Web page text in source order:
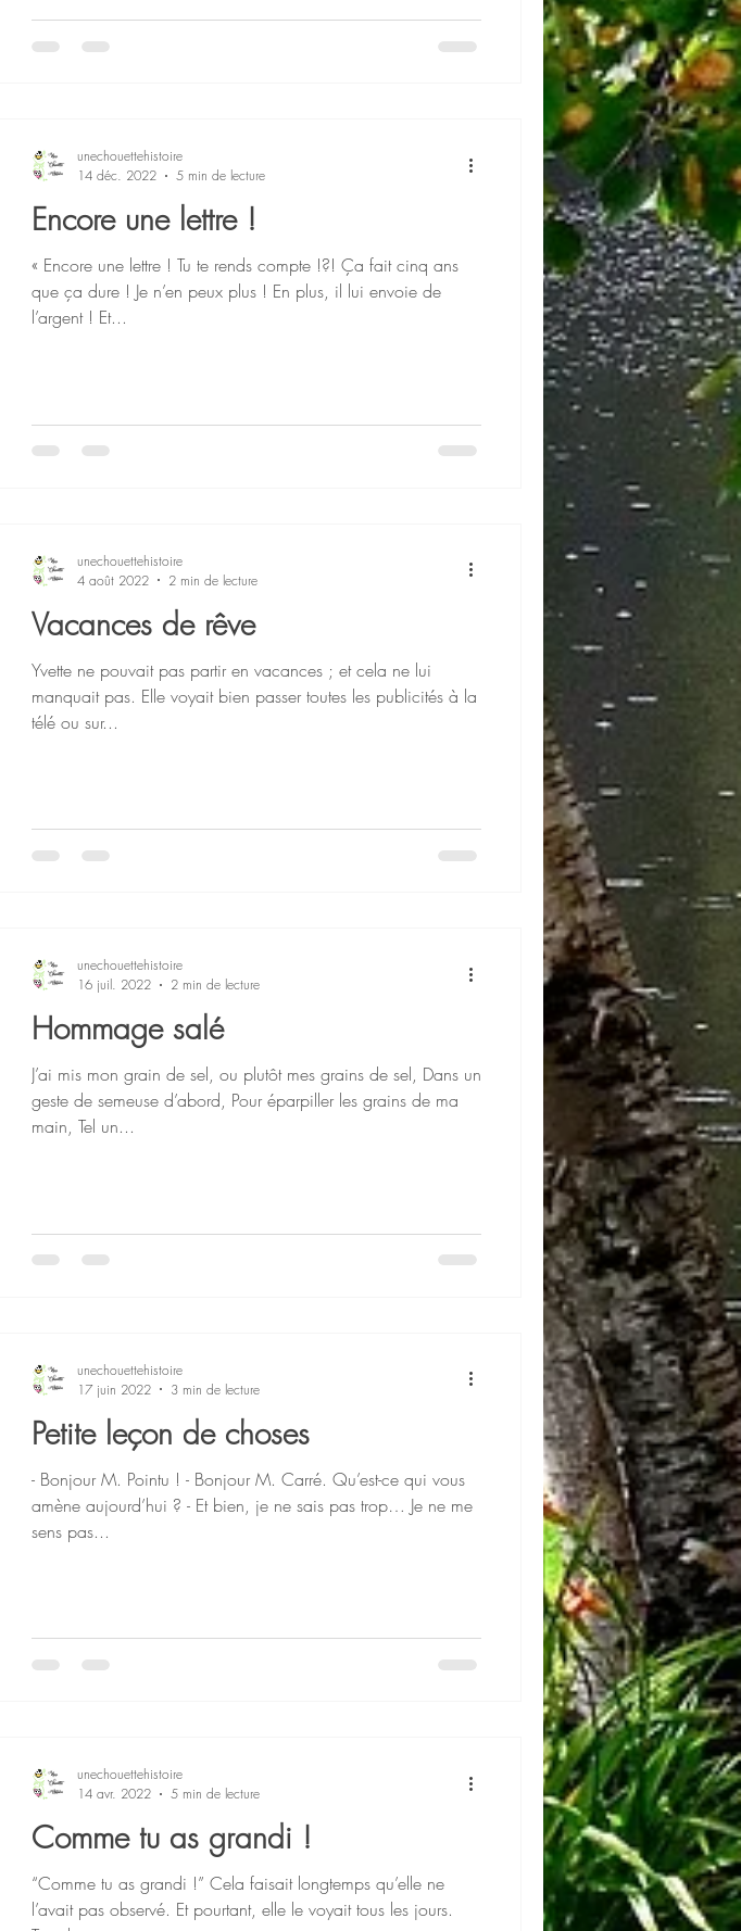
Encore une lettre !
« Encore une lettre ! Tu te rends compte !?! Ça fait cinq ans
que ça dure ! Je n’en peux plus ! En plus, il lui envoie de
l’argent ! Et...
unechouettehistoire
14 déc. 2022
5 min de lecture
Vacances de rêve
Yvette ne pouvait pas partir en vacances ; et cela ne lui
manquait pas. Elle voyait bien passer toutes les publicités à la
télé ou sur...
unechouettehistoire
4 août 2022
2 min de lecture
Hommage salé
J’ai mis mon grain de sel, ou plutôt mes grains de sel, Dans un
geste de semeuse d’abord, Pour éparpiller les grains de ma
main, Tel un...
unechouettehistoire
16 juil. 2022
2 min de lecture
Petite leçon de choses
- Bonjour M. Pointu ! - Bonjour M. Carré. Qu’est-ce qui vous
amène aujourd’hui ? - Et bien, je ne sais pas trop… Je ne me
sens pas...
unechouettehistoire
17 juin 2022
3 min de lecture
Comme tu as grandi !
“Comme tu as grandi !” Cela faisait longtemps qu’elle ne
l’avait pas observé. Et pourtant, elle le voyait tous les jours.
unechouettehistoire
14 avr. 2022
5 min de lecture